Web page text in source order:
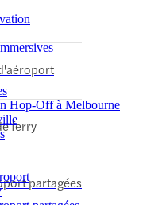
Hop-Off à Melbourne
ferry
partagées